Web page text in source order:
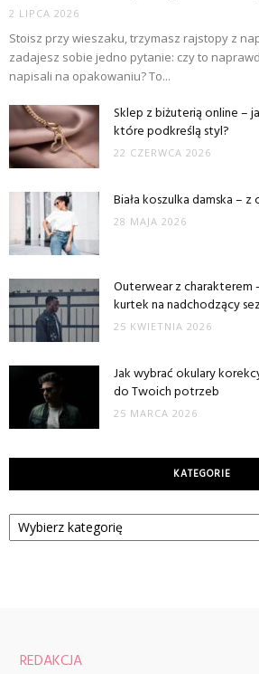
2 LIPCA 2026
Stoisz przy wieszaku, trzymasz rajstopy z
zadajesz sobie jedno pytanie: czy to
napisali na opakowaniu? To...
Sklep z biżuterią online –
które podkreślą styl?
22 CZERWCA 2026
Biała koszulka damska –
28 MAJA 2026
Outerwear z charakterem
kurtek na nadchodzący
25 KWIETNIA 2026
Jak wybrać okulary
do Twoich potrzeb
25 MARCA 2026
KATEGORIE
Kategorie
REDAKCJA